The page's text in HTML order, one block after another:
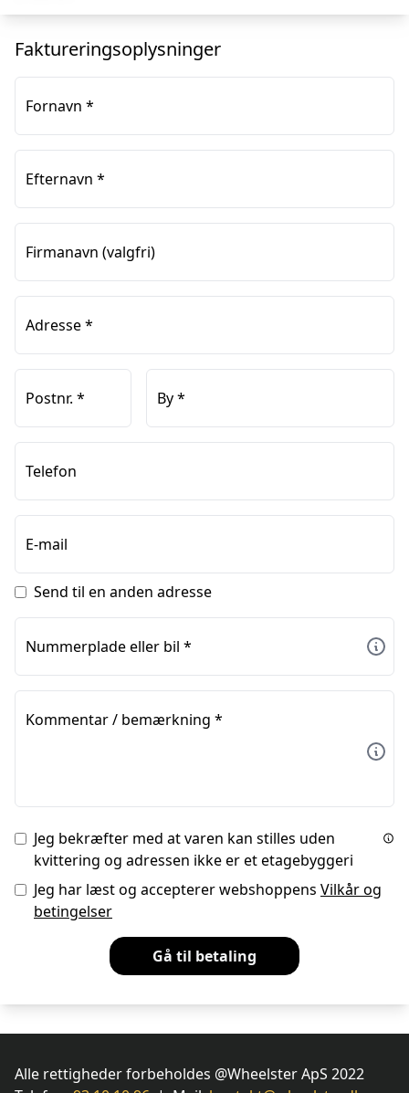
Faktureringsoplysninger
Fornavn *
Efternavn *
Firmanavn (valgfri)
Adresse*
Postnr. * By*
Telefon
E-mail
Send til en anden adresse
Nummerplade eller bil *
Kommentar / bemærkning *
Jeg bekræfter med at varen kan stilles uden
kvittering og adressen ikke er et etagebyggeri
Jeg har læst og accepterer webshoppens Vilkår og
betingelser
Gå til betaling
Alle rettigheder forbeholdes @Wheelster ApS 2022